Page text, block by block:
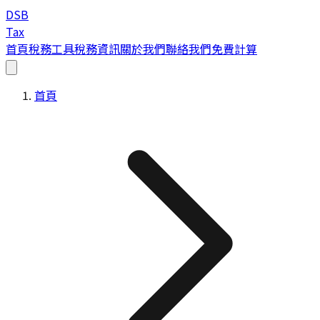
DSB
Tax
首頁稅務工具稅務資訊關於我們聯絡我們免費計算
首頁